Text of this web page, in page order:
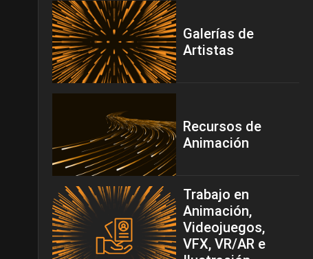
Galerías de
Artistas
Recursos de
Animación
Trabajo en
Animación,
Videojuegos,
VFX, VR/AR e